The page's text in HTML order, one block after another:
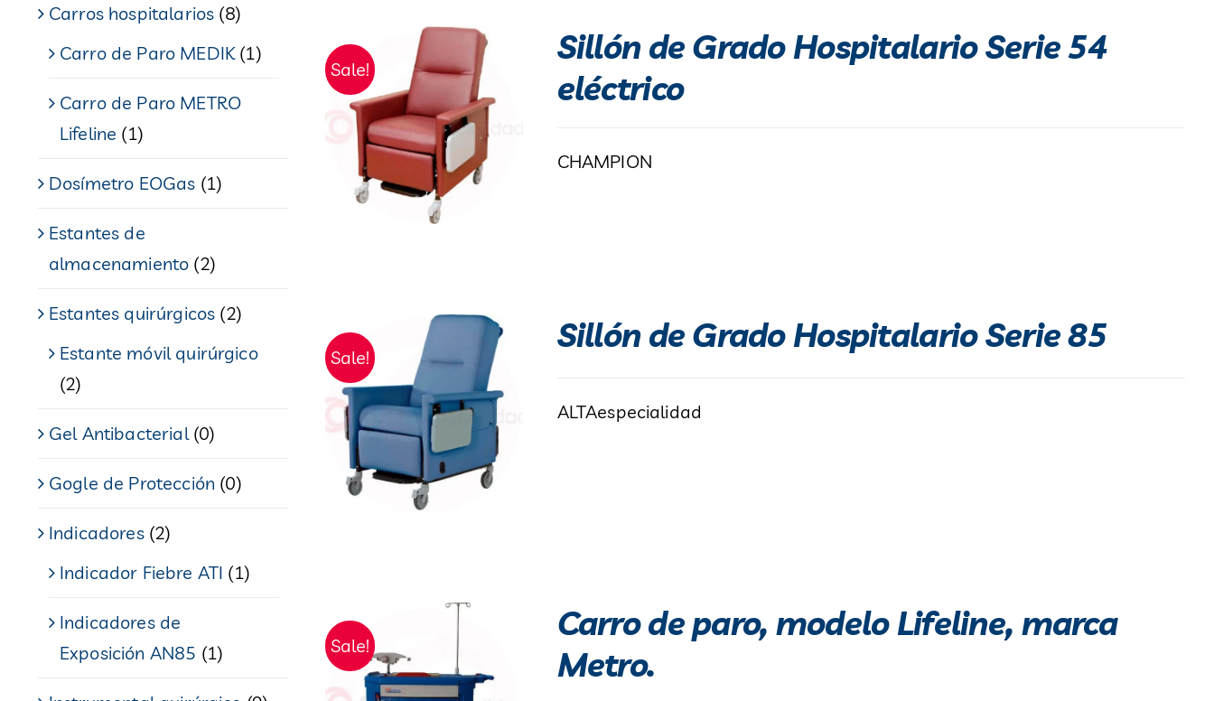
Carros hospitalarios (8)
Carro de Paro MEDIK (1)
Carro de Paro METRO
Lifeline (1)
Dosímetro EOGas (1)
Estantes de
almacenamiento (2)
Estantes quirúrgicos (2)
Estante móvil quirúrgico
(2)
Gel Antibacterial (0)
Gogle de Protección (0)
Indicadores (2)
Indicador Fiebre ATI (1)
Indicadores de
Exposición AN85 (1)
Sale!
Sillón de Grado Hospitalario Serie 54
eléctrico
CHAMPION
Sale!
Sillón de Grado Hospitalario Serie 85
ALTAespecialidad
Sale!
Carro de paro, modelo Lifeline, marca
Metro.